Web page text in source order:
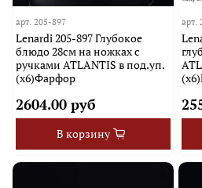
арт. 205-897
Lenardi 205-897 Глубокое
блюдо 28см на ножках с
ручками ATLANTIS в под.уп.
(х6)Фарфор
2604.00 руб
В корзину
арт.